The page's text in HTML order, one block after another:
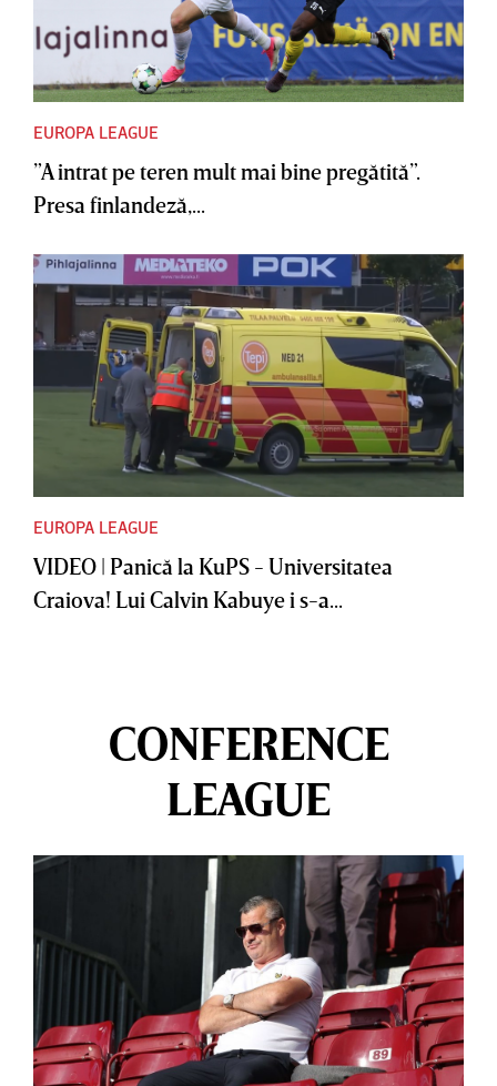
EUROPA LEAGUE
”A intrat pe teren mult mai bine pregătită”.
Presa finlandeză,...
EUROPA LEAGUE
VIDEO | Panică la KuPS - Universitatea
Craiova! Lui Calvin Kabuye i s-a...
CONFERENCE
LEAGUE